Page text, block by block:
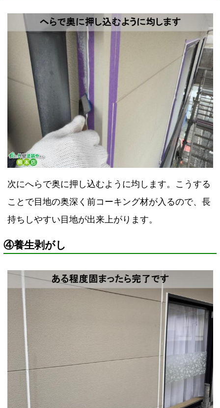
次にへらで奥に押し込むように均します。こうする
ことで目地の奥深く前コーキング材が入るので、長
持ちしやすい目地が出来上がります。
④養生剥がし